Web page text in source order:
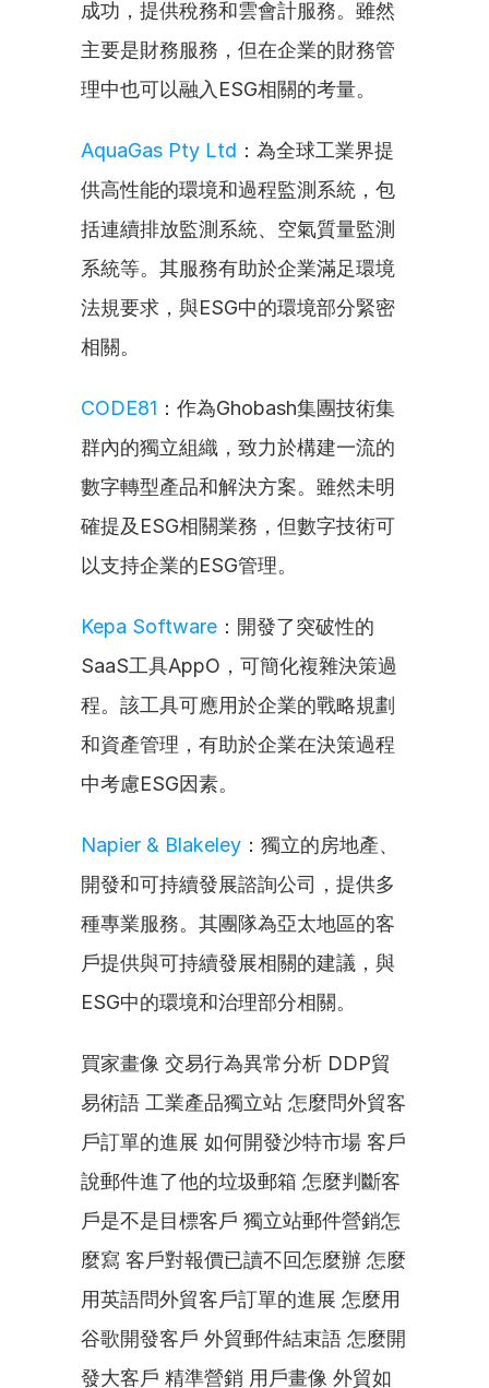
成功，提供稅務和雲會計服務。雖然
主要是財務服務，但在企業的財務管
理中也可以融入ESG相關的考量。
AquaGas Pty Ltd ：為全球工業界提
供高性能的環境和過程監測系統，包
括連續排放監測系統、空氣質量監測
系統等。其服務有助於企業滿足環境
法規要求，與ESG中的環境部分緊密
相關。
CODE81 ：作為Ghobash集團技術集
群內的獨立組織，致力於構建一流的
數字轉型產品和解決方案。雖然未明
確提及ESG相關業務，但數字技術可
以支持企業的ESG管理。
Kepa Software ：開發了突破性的
SaaS工具AppO，可簡化複雜決策過
程。該工具可應用於企業的戰略規劃
和資產管理，有助於企業在決策過程
中考慮ESG因素。
Napier & Blakeley ：獨立的房地產、
開發和可持續發展諮詢公司，提供多
種專業服務。其團隊為亞太地區的客
戶提供與可持續發展相關的建議，與
ESG中的環境和治理部分相關。
買家畫像 交易行為異常分析 DDP貿
易術語 工業產品獨立站 怎麼問外貿客
戶訂單的進展 如何開發沙特市場 客戶
說郵件進了他的垃圾郵箱 怎麼判斷客
戶是不是目標客戶 獨立站郵件營銷怎
麼寫 客戶對報價已讀不回怎麼辦 怎麼
用英語問外貿客戶訂單的進展 怎麼用
谷歌開發客戶 外貿郵件結束語 怎麼開
發大客戶 精準營銷 用戶畫像 外貿如